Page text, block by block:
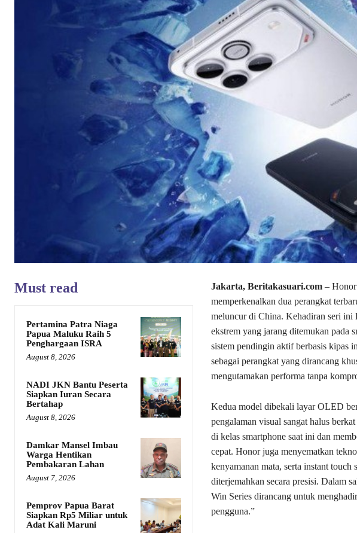
Must read
Pertamina Patra Niaga
Papua Maluku Raih 5
Penghargaan ISRA
August 8, 2026
NADI JKN Bantu Peserta
Siapkan Iuran Secara
Bertahap
August 8, 2026
Damkar Mansel Imbau
Warga Hentikan
Pembakaran Lahan
August 7, 2026
Pemprov Papua Barat
Siapkan Rp5 Miliar untuk
Adat Kali Maruni
Jakarta, Beritakasuari.com– Honor
memperkenalkan dua perangkat
meluncur di China. Kehadiran seri ini
ekstrem yang jarang ditemukan pada
sistem pendingin aktif berbasis kipas
sebagai perangkat yang dirancang
mengutamakan performa tanpa
Kedua model dibekali layar OLED
pengalaman visual sangat halus
di kelas smartphone saat ini dan
cepat. Honor juga menyematkan
kenyamanan mata, serta instant
diterjemahkan secara presisi. Dalam
Win Series dirancang untuk
pengguna.”